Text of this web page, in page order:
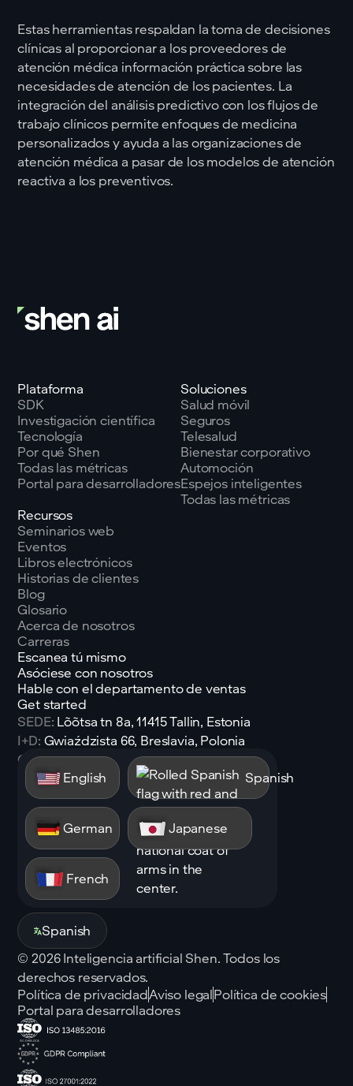
Estas herramientas respaldan la toma de decisiones
clínicas al proporcionar a los proveedores de
atención médica información práctica sobre las
necesidades de atención de los pacientes. La
integración del análisis predictivo con los flujos de
trabajo clínicos permite enfoques de medicina
personalizados y ayuda a las organizaciones de
atención médica a pasar de los modelos de atención
reactiva a los preventivos.
Plataforma
SDK
Investigación científica
Tecnología
Por qué Shen
Todas las métricas
Portal para desarrolladores
Soluciones
Salud móvil
Seguros
Telesalud
Bienestar corporativo
Automoción
Espejos inteligentes
Todas las métricas
Recursos
Seminarios web
Eventos
Libros electrónicos
Historias de clientes
Blog
Glosario
Acerca de nosotros
Carreras
Escanea tú mismo
Asóciese con nosotros
Hable con el departamento de ventas
Get started
SEDE: Lõõtsa tn 8a, 11415 Tallin, Estonia
I+D: Gwiaździsta 66, Breslavia, Polonia
Correo electrónico:sales@shen.ai
Linkedin
Seguir
English Spanish
German Japanese
French
Spanish
©2026Inteligencia artificial Shen. Todos los
derechos reservados.
Política de privacidadAviso legalPolítica de cookies
Portal para desarrolladores